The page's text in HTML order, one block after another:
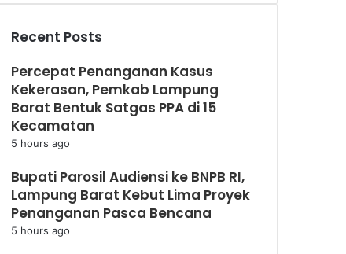
Recent Posts
Percepat Penanganan Kasus
Kekerasan, Pemkab Lampung
Barat Bentuk Satgas PPA di 15
Kecamatan
5 hours ago
Bupati Parosil Audiensi ke BNPB RI,
Lampung Barat Kebut Lima Proyek
Penanganan Pasca Bencana
5 hours ago